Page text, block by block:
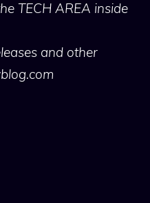
TECH AREA inside
and other